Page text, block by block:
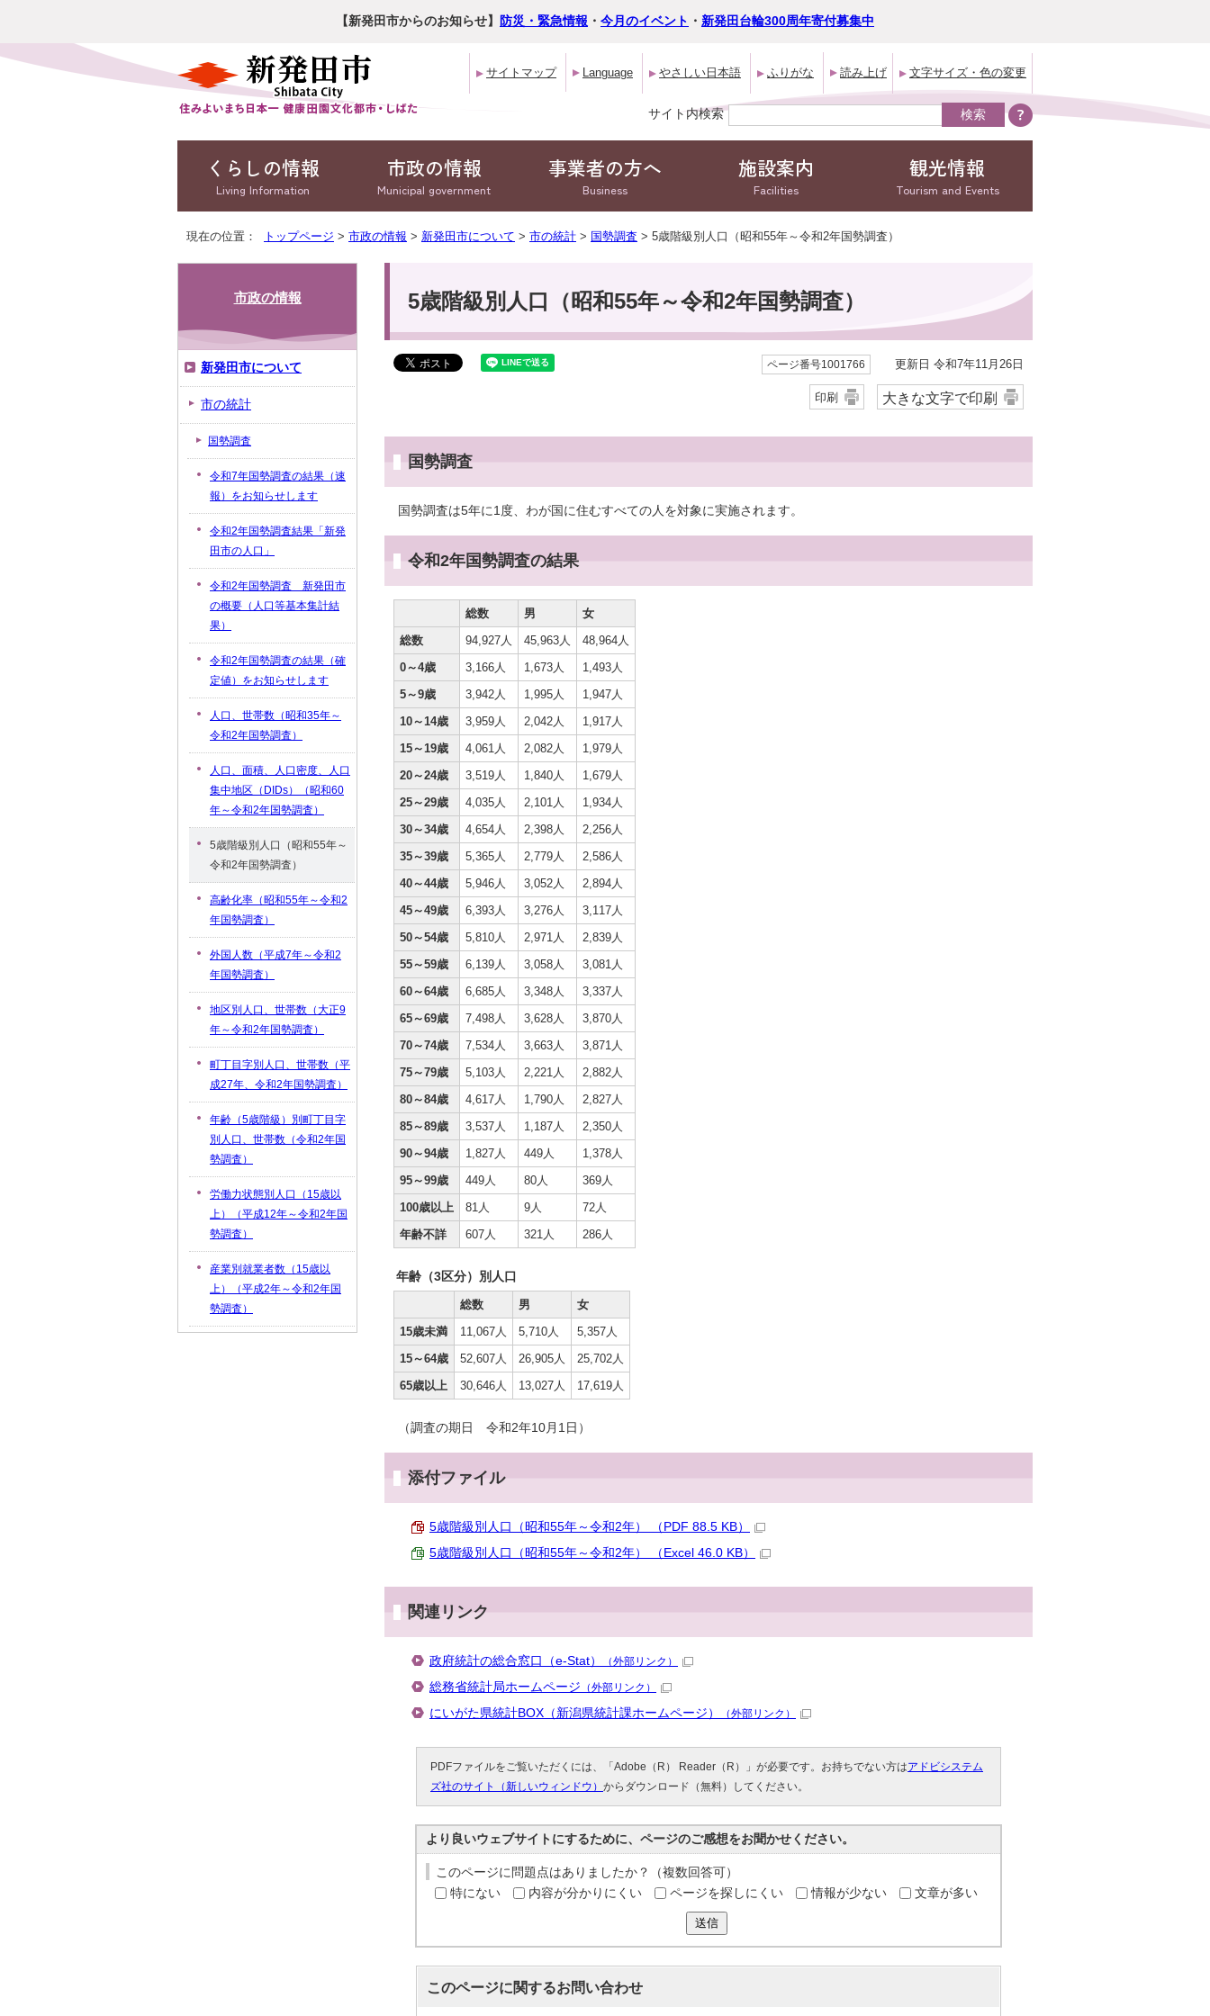
【新発田市からのお知らせ】 防災・緊急情報 ・ 今月のイベント ・ 新発田台輪300周年寄付募集中
サイトマップ Language やさしい日本語 ふりがな 読み上げ 文字サイズ・色の変更
サイト内検索
くらしの情報
Living Information
市政の情報
Municipal government
事業者の方へ
Business
施設案内
Facilities
観光情報
Tourism and Events
現在の位置： トップページ > 市政の情報 > 新発田市について > 市の統計 > 国勢調査 > 5歳階級別人口（昭和55年～令和2年国勢調査）
5歳階級別人口（昭和55年～令和2年国勢調査）
ページ番号1001766 更新日 令和7年11月26日
印刷 大きな文字で印刷
国勢調査
国勢調査は5年に1度、わが国に住むすべての人を対象に実施されます。
令和2年国勢調査の結果
総数 男
女
総数
94,927人 45,963人
48,964人
0～4歳
3,166人 1,673人
1,493人
5～9歳
3,942人 1,995人
1,947人
10～14歳
3,959人 2,042人
1,917人
15～19歳
4,061人 2,082人
1,979人
20～24歳
3,519人 1,840人
1,679人
25～29歳
4,035人 2,101人
1,934人
30～34歳
4,654人 2,398人
2,256人
35～39歳
5,365人 2,779人
2,586人
40～44歳
5,946人 3,052人
2,894人
45～49歳
6,393人 3,276人
3,117人
50～54歳
5,810人 2,971人
2,839人
55～59歳
6,139人 3,058人
3,081人
60～64歳
6,685人 3,348人
3,337人
65～69歳
7,498人 3,628人
3,870人
70～74歳
7,534人 3,663人
3,871人
75～79歳
5,103人 2,221人
2,882人
80～84歳
4,617人 1,790人
2,827人
85～89歳
3,537人 1,187人
2,350人
90～94歳
1,827人 449人
1,378人
95～99歳
449人 80人
369人
100歳以上
81人 9人
72人
年齢不詳
607人 321人 286人
年齢（3区分）別人口
総数 男
女
15歳未満
11,067人 5,710人
5,357人
15～64歳
52,607人 26,905人
25,702人
65歳以上
30,646人 13,027人 17,619人
（調査の期日 令和2年10月1日）
添付ファイル
5歳階級別人口（昭和55年～令和2年） （PDF 88.5 KB）
5歳階級別人口（昭和55年～令和2年） （Excel 46.0 KB）
関連リンク
政府統計の総合窓口（e-Stat） （外部リンク）
総務省統計局ホームページ （外部リンク）
にいがた県統計BOX（新潟県統計課ホームページ） （外部リンク）
PDFファイルをご覧いただくには、「Adobe（R） Reader（R）」が必要です。お持ちでない方はアドビシステム
ズ社のサイト（新しいウィンドウ） からダウンロード（無料）してください。
より良いウェブサイトにするために、ページのご感想をお聞かせください。
このページに問題点はありましたか？（複数回答可）
特にない
内容が分かりにくい ページを探しにくい 情報が少ない 文章が多い
送信
このページに関するお問い合わせ
市政の情報
新発田市について
市の統計
国勢調査
令和7年国勢調査の結果（速
報）をお知らせします
令和2年国勢調査結果「新発
田市の人口」
令和2年国勢調査 新発田市
の概要（人口等基本集計結
果）
令和2年国勢調査の結果（確
定値）をお知らせします
人口、世帯数（昭和35年～
令和2年国勢調査）
人口、面積、人口密度、人口
集中地区（DIDs）（昭和60
年～令和2年国勢調査）
5歳階級別人口（昭和55年～
令和2年国勢調査）
高齢化率（昭和55年～令和2
年国勢調査）
外国人数（平成7年～令和2
年国勢調査）
地区別人口、世帯数（大正9
年～令和2年国勢調査）
町丁目字別人口、世帯数（平
成27年、令和2年国勢調査）
年齢（5歳階級）別町丁目字
別人口、世帯数（令和2年国
勢調査）
労働力状態別人口（15歳以
上）（平成12年～令和2年国
勢調査）
産業別就業者数（15歳以
上）（平成2年～令和2年国
勢調査）